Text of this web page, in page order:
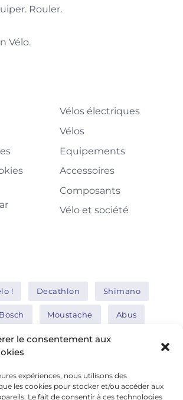
le consentement aux
expériences, nous utilisons des
les cookies pour stocker et/ou accéder aux
Le fait de consentir à ces technologies
Rouler.
Vélo.
Vélos électriques
Vélos
Equipements
Accessoires
Composants
Vélo et société
! Decathlon Shimano
Bosch Moustache Abus
Nakamura